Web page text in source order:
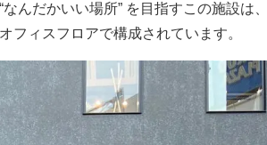
んだかいい場所” を目指すこの施設は
フィスフロアで構成されています。